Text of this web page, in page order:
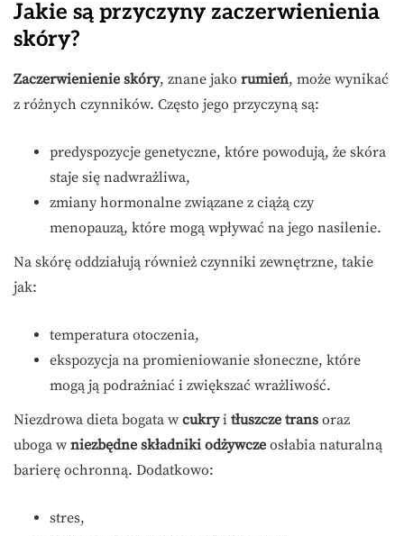
Jakie są przyczyny zaczerwienienia
skóry?
Zaczerwienienie skóry, znane jako rumień, może wynikać
z różnych czynników. Często jego przyczyną są:
predyspozycje genetyczne, które powodują, że skóra
staje się nadwrażliwa,
zmiany hormonalne związane z ciążą czy
menopauzą, które mogą wpływać na jego nasilenie.
Na skórę oddziałują również czynniki zewnętrzne, takie
jak:
temperatura otoczenia,
ekspozycja na promieniowanie słoneczne, które
mogą ją podrażniać i zwiększać wrażliwość.
Niezdrowa dieta bogata w cukryi tłuszcze trans oraz
uboga w niezbędne składniki odżywcze osłabia naturalną
barierę ochronną. Dodatkowo:
stres,